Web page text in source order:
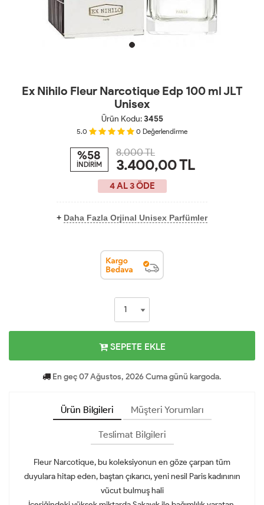
Ex Nihilo Fleur Narcotique Edp 100 ml JLT
Unisex
Ürün Kodu:3455
5.0 0 Değerlendirme
%58
İNDİRİM
8.000 TL
3.400,00TL
4 AL 3 ÖDE
+ Daha Fazla Orjinal Unisex Parfümler
SEPETE EKLE
En geç 07 Ağustos, 2026 Cuma günü kargoda.
Ürün Bilgileri Müşteri Yorumları
Teslimat Bilgileri
Fleur Narcotique, bu koleksiyonun en göze çarpan tüm
duyulara hitap eden, baştan çıkarıcı, yeni nesil Paris kadınının
vücut bulmuş hali